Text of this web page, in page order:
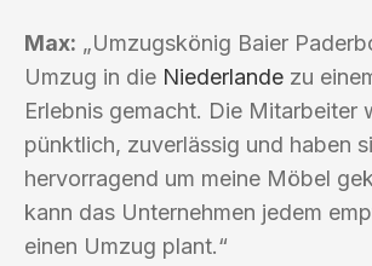
Max: „Umzugskönig Baier
Umzug in die Niederlande zu
Erlebnis gemacht. Die Mitarbeiter
pünktlich, zuverlässig und haben
hervorragend um meine Möbel
kann das Unternehmen jedem
einen Umzug plant.“